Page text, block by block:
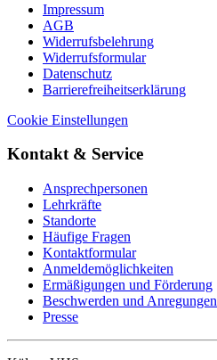
Impressum
AGB
Widerrufsbelehrung
Widerrufsformular
Datenschutz
Barrierefreiheitserklärung
Cookie Einstellungen
Kontakt & Service
Ansprechpersonen
Lehrkräfte
Standorte
Häufige Fragen
Kontaktformular
Anmeldemöglichkeiten
Ermäßigungen und Förderung
Beschwerden und Anregungen
Presse